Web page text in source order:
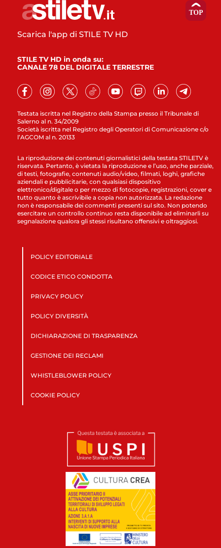
Testata iscritta nel Registro della Stampa presso il Tribunale di
Salerno al n. 34/2009
Società iscritta nel Registro degli Operatori di Comunicazione c/o
l’AGCOM al n. 20133
Scarica l'app di STILE TV HD
STILE TV HD in onda su:
CANALE 78 DEL DIGITALE TERRESTRE
La riproduzione dei contenuti giornalistici della testata STILETV è
riservata. Pertanto, è vietata la riproduzione e l’uso, anche parziale,
di testi, fotografie, contenuti audio/video, filmati, loghi, grafiche
aziendali e pubblicitarie, con qualsiasi dispositivo
elettronico/digitale o per mezzo di fotocopie, registrazioni, cover e
tutto quanto è ascrivibile a copia non autorizzata. La redazione
non è responsabile dei commenti presenti sul sito. Non potendo
esercitare un controllo continuo resta disponibile ad eliminarli su
segnalazione qualora gli stessi risultano offensivi e oltraggiosi.
POLICY EDITORIALE
CODICE ETICO CONDOTTA
PRIVACY POLICY
POLICY DIVERSITÀ
DICHIARAZIONE DI TRASPARENZA
GESTIONE DEI RECLAMI
WHISTLEBLOWER POLICY
COOKIE POLICY